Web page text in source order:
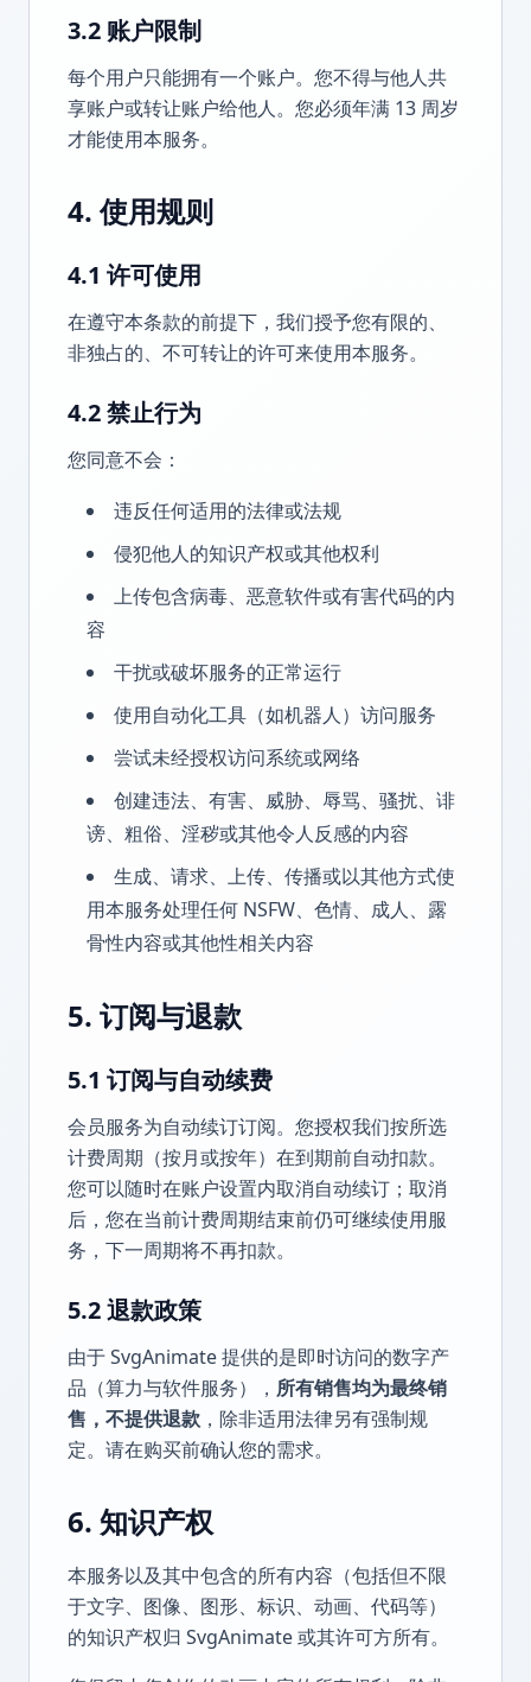
3.2 账户限制
每个用户只能拥有一个账户。您不得与他人共
享账户或转让账户给他人。您必须年满 13 周岁
才能使用本服务。
4. 使用规则
4.1 许可使用
在遵守本条款的前提下，我们授予您有限的、
非独占的、不可转让的许可来使用本服务。
4.2 禁止行为
您同意不会：
违反任何适用的法律或法规
侵犯他人的知识产权或其他权利
上传包含病毒、恶意软件或有害代码的内
容
干扰或破坏服务的正常运行
使用自动化工具（如机器人）访问服务
尝试未经授权访问系统或网络
创建违法、有害、威胁、辱骂、骚扰、诽
谤、粗俗、淫秽或其他令人反感的内容
生成、请求、上传、传播或以其他方式使
用本服务处理任何 NSFW、色情、成人、露
骨性内容或其他性相关内容
5. 订阅与退款
5.1 订阅与自动续费
会员服务为自动续订订阅。您授权我们按所选
计费周期（按月或按年）在到期前自动扣款。
您可以随时在账户设置内取消自动续订；取消
后，您在当前计费周期结束前仍可继续使用服
务，下一周期将不再扣款。
5.2 退款政策
由于 SvgAnimate 提供的是即时访问的数字产
品（算力与软件服务）， 所有销售均为最终销
售，不提供退款 ，除非适用法律另有强制规
定。请在购买前确认您的需求。
6. 知识产权
本服务以及其中包含的所有内容（包括但不限
于文字、图像、图形、标识、动画、代码等）
的知识产权归 SvgAnimate 或其许可方所有。